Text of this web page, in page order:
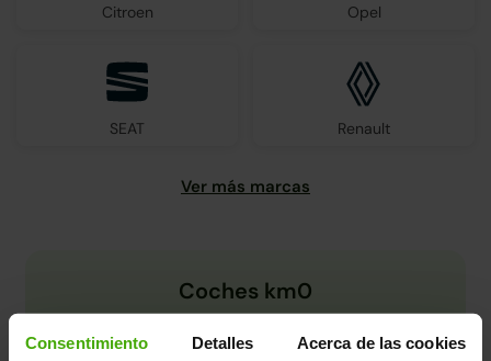
Consentimiento Detalles Acerca de las cookies
Citroen Opel
SEAT Renault
Coches km0